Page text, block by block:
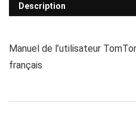
Description
Manuel de l’utilisateur
français